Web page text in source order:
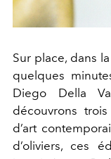
Sur place, dans
quelques
Diego Della
découvrons
d’art
d’oliviers, ces